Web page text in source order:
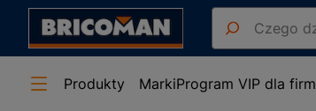
Produkty MarkiProgram VIP dla firm